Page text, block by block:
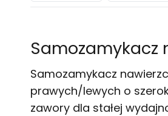
Samozamykacz
Samozamykacz
prawych/lewych o
zawory dla stałej